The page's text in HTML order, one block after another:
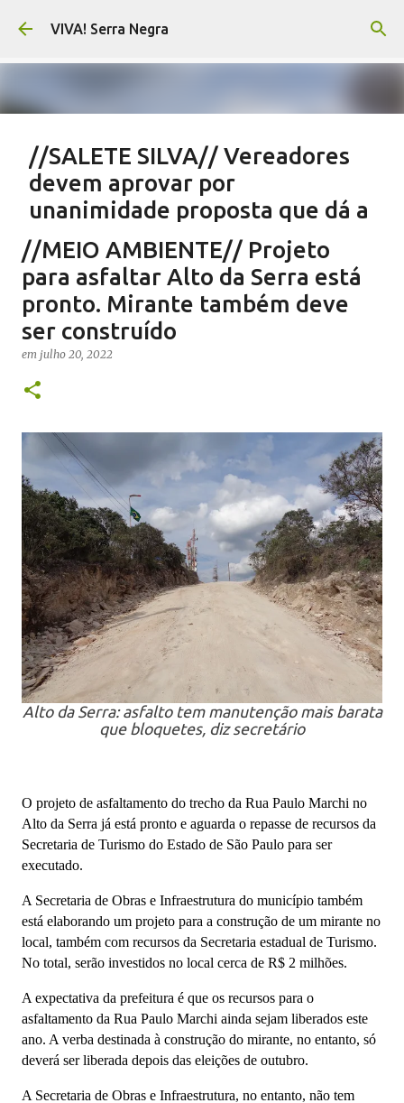
Pular para o conteúdo principal
VIVA! Serra Negra
//SALETE SILVA// Vereadores
devem aprovar por
unanimidade proposta que dá a
eles parte do Orçamento
em agosto 05, 2026 EMENDAS IMPOSITIVAS SERRA NEGRA
NOTÍCIAS SERRA NEGRA VIVA! SERRA NEGRA
0
//MEIO AMBIENTE// Projeto
para asfaltar Alto da Serra está
pronto. Mirante também deve
ser construído
em julho 20, 2022
Alto da Serra: asfalto tem manutenção mais barata
que bloquetes, diz secretário
O projeto de asfaltamento do trecho da Rua Paulo Marchi no
Alto da Serra já está pronto e aguarda o repasse de recursos da
Secretaria de Turismo do Estado de São Paulo para ser
executado.
A Secretaria de Obras e Infraestrutura do município também
está elaborando um projeto para a construção de um mirante no
local, também com recursos da Secretaria estadual de Turismo.
No total, serão investidos no local cerca de R$ 2 milhões.
A expectativa da prefeitura é que os recursos para o
asfaltamento da Rua Paulo Marchi ainda sejam liberados este
ano. A verba destinada à construção do mirante, no entanto, só
deverá ser liberada depois das eleições de outubro.
A Secretaria de Obras e Infraestrutura, no entanto, não tem